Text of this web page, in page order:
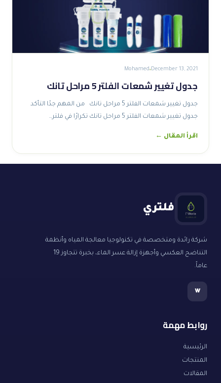
December 13, 2021
Mohamed
جدول تغيير شمعات الفلتر 5 مراحل تانك
جدول تغيير شمعات الفلتر 5 مراحل تانك من المهم جدًا التأكد
جدول تغيير شمعات الفلتر 5 مراحل تانك تكرارًا في فلتر…
اقرأ المقال ←
فلتري
شركة رائدة ومتخصصة في تكنولوجيا معالجة المياه وأنظمة
التناضح العكسي وأجهزة إزالة عسر الماء، بخبرة تتجاوز 19
عاماً.
w
روابط مهمة
الرئيسية
المنتجات
المقالات